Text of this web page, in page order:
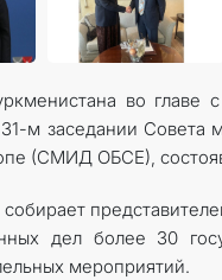
во главе
м заседании Совета
(СМИД ОБСЕ),
дел более 30
мероприятий.